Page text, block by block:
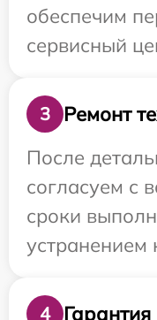
обеспечим
сервисный
3
Ремонт
После
согласуем с
сроки
устранением
4 Гарантия